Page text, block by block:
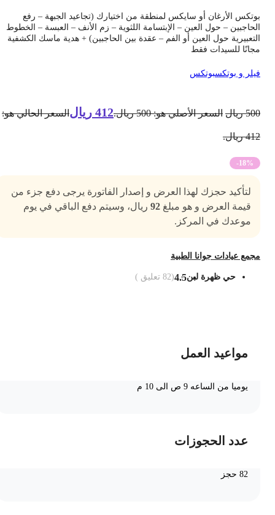
الأرغان أو سايكس لمنطقة من اختيارك (تجاعيد الجبهة – رفع
– حول العين – الإبتسامة اللثوية – زم الأنف – العبسة – الخطوط
حول العين أو الفم – عقدة بين الحاجبين) + هدية ماسك الكشفية
للسيدات فقط
و بوتكسبوتكس
ريال السعر الأصلي هو: 500 ريال. 412 ريال السعر الحالي هو:
-18%
لتأكيد حجزك لهذا العرض و إصدار الفاتورة يرجى دفع جزء من
قيمة العرض و هو مبلغ92ريال، وسيتم دفع الباقي في يوم
موعدك في المركز.
عيادات جوانا الطبية
حي ظهرة لبن4.5
(
82تعليق )
مواعيد العمل
يوميا من الساعه 9 ص الى 10 م
عدد الحجوزات